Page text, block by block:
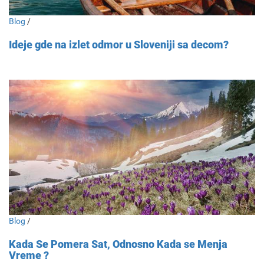
Blog /
Ideje gde na izlet odmor u Sloveniji sa decom?
Blog /
Kada Se Pomera Sat, Odnosno Kada se Menja
Vreme ?